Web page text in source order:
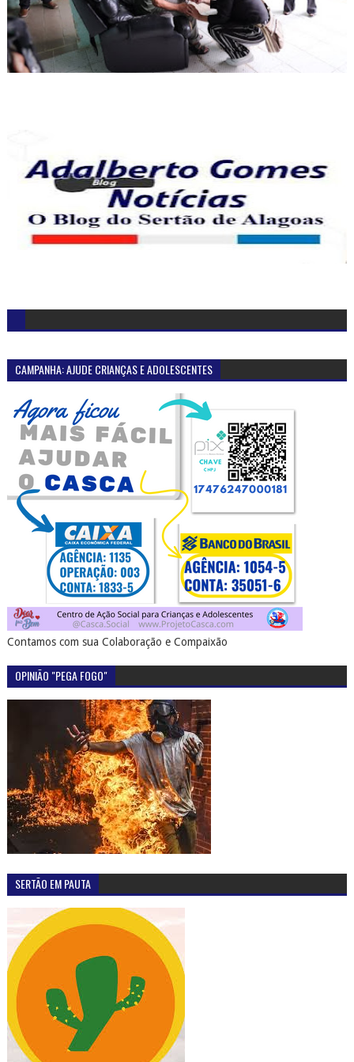
CAMPANHA: AJUDE CRIANÇAS E ADOLESCENTES
Contamos com sua Colaboração e Compaixão
OPINIÃO "PEGA FOGO"
SERTÃO EM PAUTA